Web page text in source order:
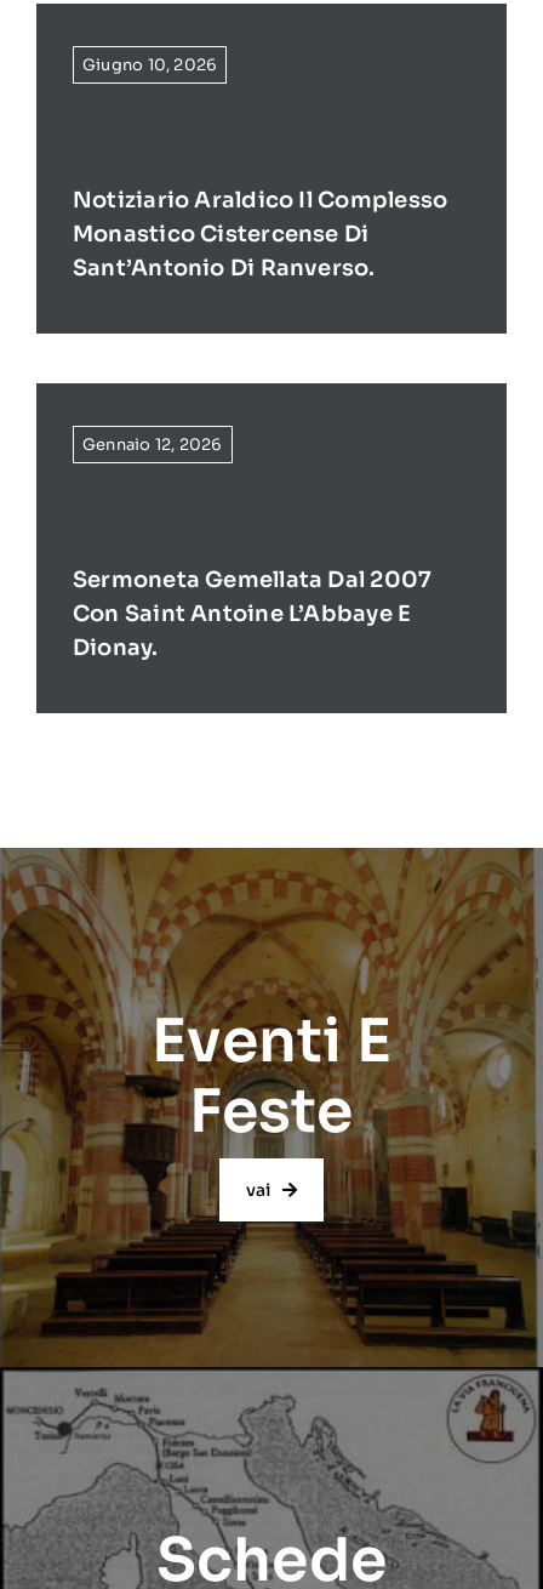
Giugno 10, 2026
Notiziario Araldico Il Complesso
Monastico Cistercense Di
Sant’Antonio Di Ranverso.
Gennaio 12, 2026
Sermoneta Gemellata Dal 2007
Con Saint Antoine L’Abbaye E
Dionay.
Eventi E
Feste
vai
Schede